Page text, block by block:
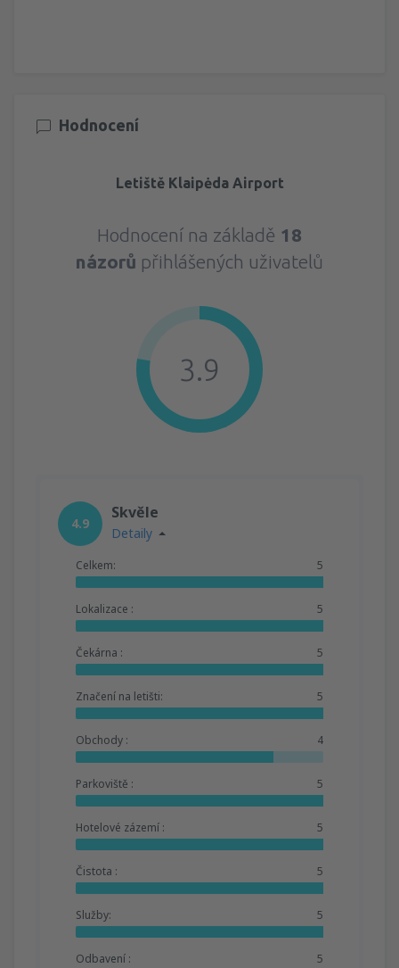
Hodnocení
Letiště Klaipėda Airport
Hodnocení na základě 18
názorů přihlášených uživatelů
3.9
4.9
Skvěle
Detaily
Celkem: 5
Lokalizace : 5
Čekárna : 5
Značení na letišti: 5
Obchody : 4
Parkoviště : 5
Hotelové zázemí : 5
Čistota : 5
Služby: 5
Odbavení : 5